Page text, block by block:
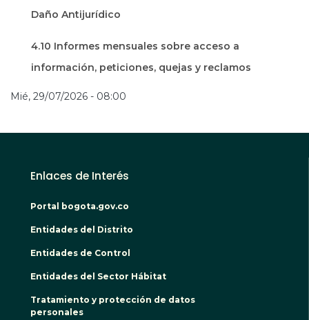
Daño Antijurídico
4.10 Informes mensuales sobre acceso a
información, peticiones, quejas y reclamos
Mié, 29/07/2026 - 08:00
Enlaces de Interés
Portal bogota.gov.co
Entidades del Distrito
Entidades de Control
Entidades del Sector Hábitat
Tratamiento y protección de datos
personales